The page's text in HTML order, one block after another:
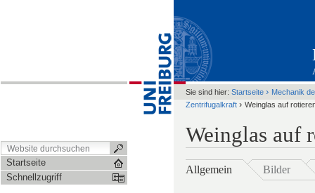
Startseite
Schnellzugriff
Sie sind hier: Startseite › Mechanik
Zentrifugalkraft › Weinglas auf
Weinglas auf
Allgemein Bilder